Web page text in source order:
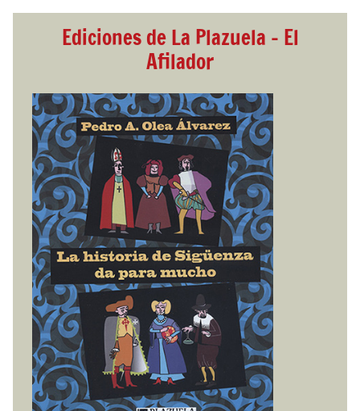
Ediciones de La Plazuela - El
Afilador